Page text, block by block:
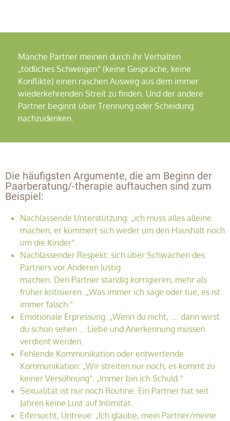
Manche Partner meinen durch ihr Verhalten
„tödliches Schweigen“ (keine Gespräche, keine
Konflikte) einen raschen Ausweg aus dem immer
wiederkehrenden Streit zu finden. Und der andere
Partner beginnt über Trennung oder Scheidung
nachzudenken.
Die häufigsten Argumente, die am Beginn der
Paarberatung/-therapie auftauchen sind zum
Beispiel:
Nachlassende Unterstützung: „ich muss alles alleine
machen, er kümmert sich weder um den Haushalt noch
um die Kinder“.
Nachlassender Respekt: sich über Schwächen des
Partners vor Anderen lustig
machen. Den Partner ständig korrigieren, mehr als
früher kritisieren. „Was immer ich sage oder tue, es ist
immer falsch.“
Emotionale Erpressung: „Wenn du nicht, …. dann wirst
du schon sehen … Liebe und Anerkennung müssen
verdient werden.
Fehlende Kommunikation oder entwertende
Kommunikation: „Wir streiten nur noch, es kommt zu
keiner Versöhnung“. „Immer bin ich Schuld.“
Sexualität ist nur noch Routine. Ein Partner hat seit
Jahren keine Lust auf Intimität.
Eifersucht, Untreue: „Ich glaube, mein Partner/meine